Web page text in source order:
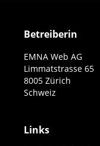
Betreiberin
EMNA Web AG
Limmatstrasse 65
8005 Zürich
Schweiz
Links